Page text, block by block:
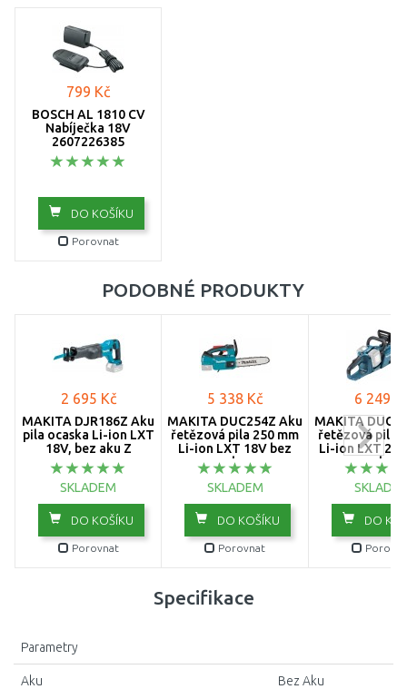
799 Kč
BOSCH AL 1810 CV
Nabíječka 18V
2607226385
DO KOŠÍKU
Porovnat
PODOBNÉ PRODUKTY
2 695 Kč
MAKITA DJR186Z Aku
pila ocaska Li-ion LXT
18V, bez aku Z
SKLADEM
DO KOŠÍKU
Porovnat
5 338 Kč
MAKITA DUC254Z Aku
řetězová pila 250 mm
Li-ion LXT 18V bez
aku
SKLADEM
DO KOŠÍKU
Porovnat
6 249
MAKITA
řetězová pila
Li-ion LXT
aku
DO
Specifikace
Parametry
Aku Bez Aku